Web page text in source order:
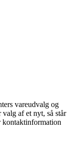
vareudvalg og
af et nyt, så står